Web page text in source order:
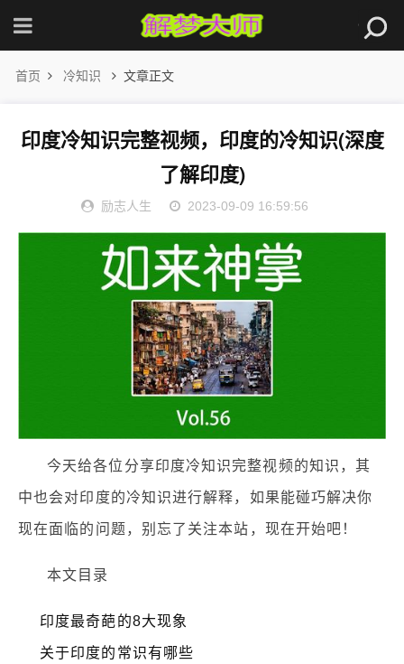
首页 冷知识 文章正文
印度冷知识完整视频，印度的冷知识(深度
了解印度)
励志人生 2023-09-09 16:59:56
今天给各位分享印度冷知识完整视频的知识，其
中也会对印度的冷知识进行解释，如果能碰巧解决你
现在面临的问题，别忘了关注本站，现在开始吧！
本文目录
印度最奇葩的8大现象
关于印度的常识有哪些